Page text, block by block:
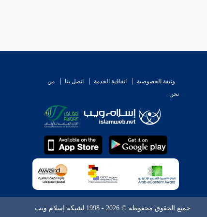
وثيقة الخصوصية اتفاقية الخدمة اتصل بنا
من
نحن
جميع الحقوق محفوظة © 2026 - 1998 لشبكة إسلام ويب